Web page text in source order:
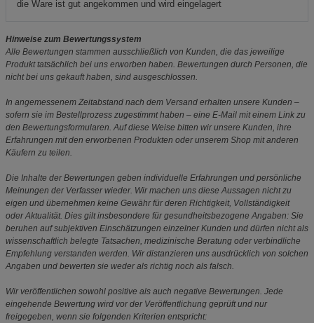
die Ware ist gut angekommen und wird eingelagert
Hinweise zum Bewertungssystem
Alle Bewertungen stammen ausschließlich von Kunden, die das jeweilige
Produkt tatsächlich bei uns erworben haben. Bewertungen durch Personen, die
nicht bei uns gekauft haben, sind ausgeschlossen.
In angemessenem Zeitabstand nach dem Versand erhalten unsere Kunden –
sofern sie im Bestellprozess zugestimmt haben – eine E-Mail mit einem Link zu
den Bewertungsformularen. Auf diese Weise bitten wir unsere Kunden, ihre
Erfahrungen mit den erworbenen Produkten oder unserem Shop mit anderen
Käufern zu teilen.
Die Inhalte der Bewertungen geben individuelle Erfahrungen und persönliche
Meinungen der Verfasser wieder. Wir machen uns diese Aussagen nicht zu
eigen und übernehmen keine Gewähr für deren Richtigkeit, Vollständigkeit
oder Aktualität. Dies gilt insbesondere für gesundheitsbezogene Angaben: Sie
beruhen auf subjektiven Einschätzungen einzelner Kunden und dürfen nicht als
wissenschaftlich belegte Tatsachen, medizinische Beratung oder verbindliche
Empfehlung verstanden werden. Wir distanzieren uns ausdrücklich von solchen
Angaben und bewerten sie weder als richtig noch als falsch.
Wir veröffentlichen sowohl positive als auch negative Bewertungen. Jede
eingehende Bewertung wird vor der Veröffentlichung geprüft und nur
freigegeben, wenn sie folgenden Kriterien entspricht: